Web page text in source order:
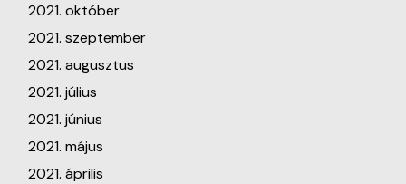
2021. október
2021. szeptember
2021. augusztus
2021. július
2021. június
2021. május
2021. április